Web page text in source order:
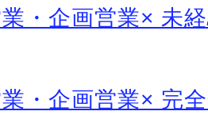
・企画営業× 未
・企画営業× 完